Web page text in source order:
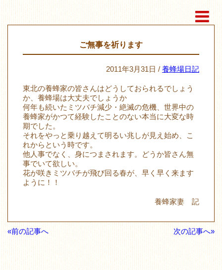
ご無事を祈ります
2011年3月31日 / 養蜂場日記
東北の養蜂家の皆さんはどうしておられるでしょう
か、養蜂場は大丈夫でしょうか
何年も続いたミツバチ減少・絶滅の危機、世界中の
養蜂家がかつて経験したことのない本当に大変な時
期でした。
それをやっと乗り越えて明るい兆しが見え始め、こ
れからという時です。
他人事でなく、身につまされます。どうか皆さん無
事でいて欲しい。
花が咲きミツバチが飛び回る春が、早く早く来ます
ように！！
養蜂家妻 記
«前の記事へ 次の記事へ»